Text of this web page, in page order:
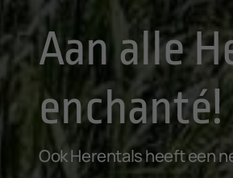
Aan alle
enchanté!
Ook Herentals heeft een